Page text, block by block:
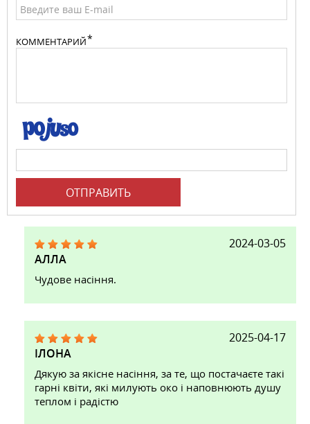
КОММЕНТАРИЙ
ОТПРАВИТЬ
2024-03-05
АЛЛА
Чудове насіння.
2025-04-17
ІЛОНА
Дякую за якісне насіння, за те, що постачаєте такі
гарні квіти, які милують око і наповнюють душу
теплом і радістю